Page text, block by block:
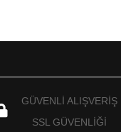
GÜVENLİ ALIŞVERİŞ
SSL GÜVENLİĞİ